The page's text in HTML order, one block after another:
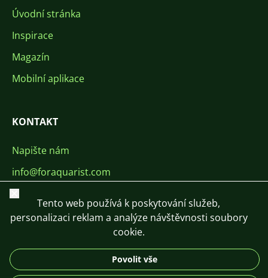
Úvodní stránka
Inspirace
Magazín
Mobilní aplikace
KONTAKT
Napište nám
info@foraquarist.com
Zavřít
Tento web používá k poskytování služeb,
personalizaci reklam a analýze návštěvnosti soubory
cookie.
Povolit vše